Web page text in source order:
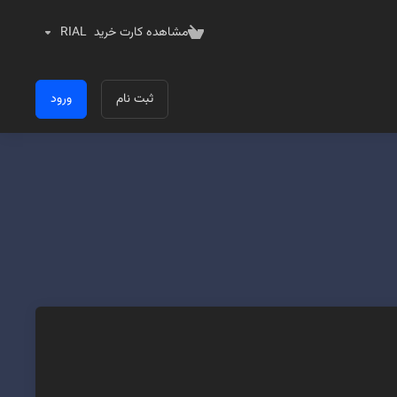
مشاهده کارت خرید RIAL
ثبت نام ورود